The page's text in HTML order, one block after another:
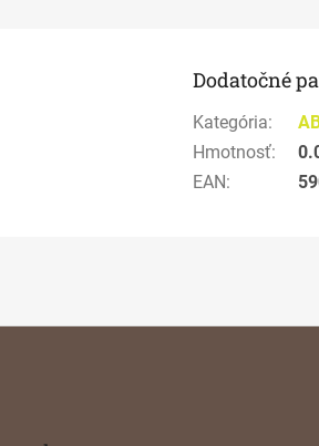
Dodatočné
Kategória:
Hmotnosť:
EAN: